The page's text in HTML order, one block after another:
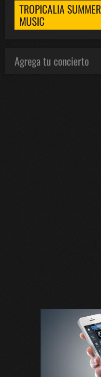
TROPICALIA SUMMER
MUSIC
Agrega tu concierto